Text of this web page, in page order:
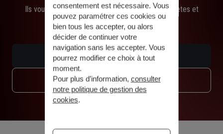
Ils vous aiguillent et trouvent des solutions concrètes et
rapides.
Être rappelé
Trouver une agence
consentement est nécessaire. Vous
pouvez paramétrer ces cookies ou
bien tous les accepter, ou alors
décider de continuer votre
navigation sans les accepter. Vous
pourrez modifier ce choix à tout
moment.
Pour plus d’information, consulter
notre politique de gestion des
cookies.